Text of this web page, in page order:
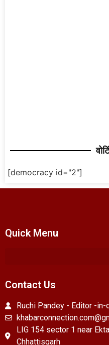
[democracy id="2"]
Quick Menu
Contact Us
Ruchi Pandey - Editor -in-
LIG 154 sector 1 near
Chhattisgarh